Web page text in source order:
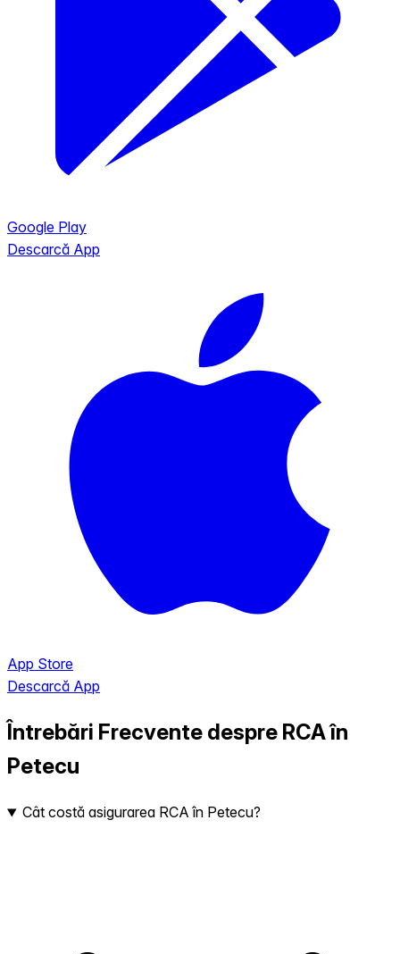
Google Play
Descarcă App
App Store
Descarcă App
Întrebări Frecvente despre RCA în
Petecu
Cât costă asigurarea RCA în Petecu?